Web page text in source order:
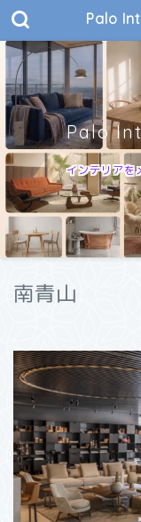
Palo
Palo
インテリアを
南青山